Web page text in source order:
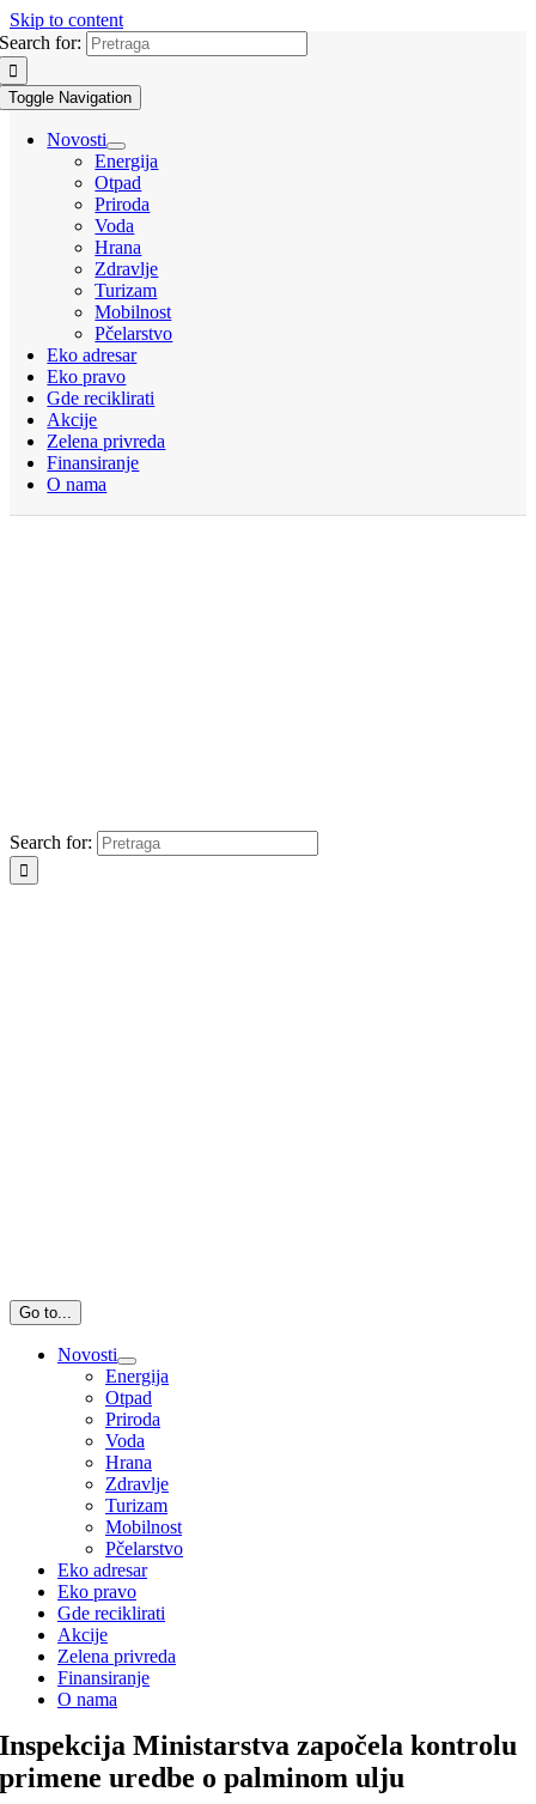
Skip to content
Search for:
Toggle Navigation
Novosti
Energija
Otpad
Priroda
Voda
Hrana
Zdravlje
Turizam
Mobilnost
Pčelarstvo
Eko adresar
Eko pravo
Gde reciklirati
Akcije
Zelena privreda
Finansiranje
O nama
Search for:
Go to...
Novosti
Energija
Otpad
Priroda
Voda
Hrana
Zdravlje
Turizam
Mobilnost
Pčelarstvo
Eko adresar
Eko pravo
Gde reciklirati
Akcije
Zelena privreda
Finansiranje
O nama
Inspekcija Ministarstva započela kontrolu
primene uredbe o palminom ulju